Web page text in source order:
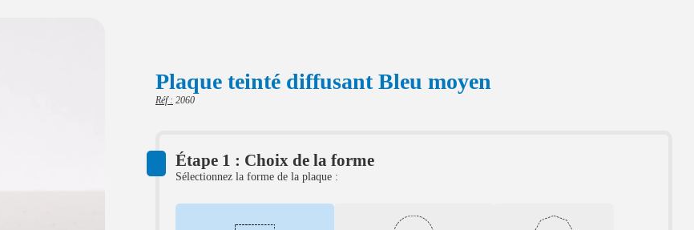
Plaque teinté diffusant Bleu moyen
Réf : 2060
Étape 1 : Choix de la forme
Sélectionnez la forme de la plaque :